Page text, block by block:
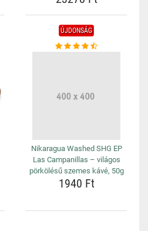
ÚJDONSÁG
Nikaragua Washed SHG EP
Las Campanillas – világos
pörkölésű szemes kávé, 50g
1940 Ft